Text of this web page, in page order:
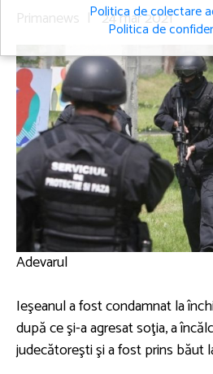
Primanews | 24 mar 2021
Adevarul
Ieşeanul a fost condamnat la
după ce şi-a agresat soţia, a
judecătoreşti şi a fost prins băut
Politica de colectare
Politica de